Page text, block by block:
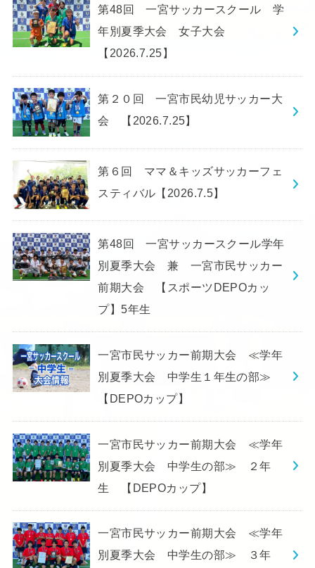
第48回 一宮サッカースクール 学
年別夏季大会 女子大会
【2026.7.25】
第２０回 一宮市民幼児サッカー大
会 【2026.7.25】
第６回 ママ＆キッズサッカーフェ
スティバル【2026.7.5】
第48回 一宮サッカースクール学年
別夏季大会 兼 一宮市民サッカー
前期大会 【スポーツDEPOカッ
プ】5年生
一宮市民サッカー前期大会 ≪学年
別夏季大会 中学生１年生の部≫
【DEPOカップ】
一宮市民サッカー前期大会 ≪学年
別夏季大会 中学生の部≫ ２年
生 【DEPOカップ】
一宮市民サッカー前期大会 ≪学年
別夏季大会 中学生の部≫ ３年